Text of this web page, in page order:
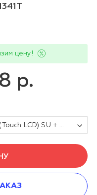
цену!
р.
Принтер этикеток TSC MH341T (Touch LCD) SU + Ethernet + USB Host + RTC